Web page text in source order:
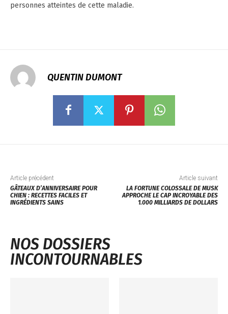
personnes atteintes de cette maladie.
QUENTIN DUMONT
Article précédent
GÂTEAUX D’ANNIVERSAIRE POUR
CHIEN : RECETTES FACILES ET
INGRÉDIENTS SAINS
Article suivant
LA FORTUNE COLOSSALE DE MUSK
APPROCHE LE CAP INCROYABLE DES
1.000 MILLIARDS DE DOLLARS
NOS DOSSIERS
INCONTOURNABLES